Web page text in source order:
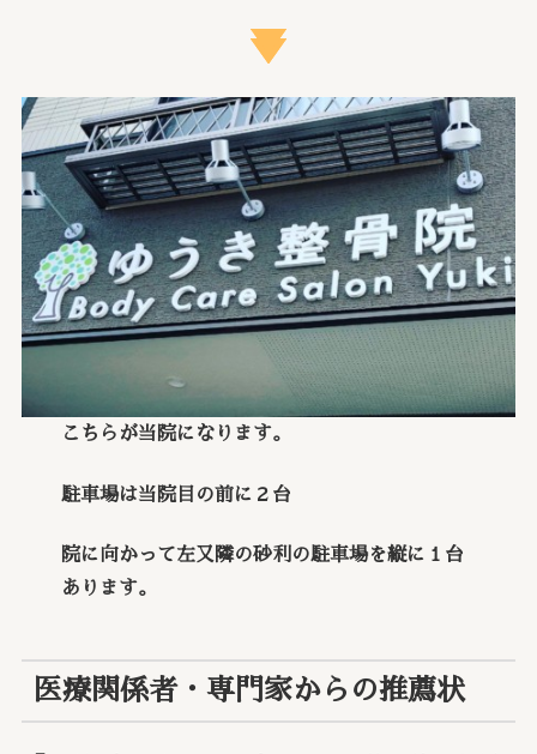
こちらが当院になります。
駐車場は当院目の前に２台
院に向かって左又隣の砂利の駐車場を縦に１台
あります。
医療関係者・専門家からの推薦状